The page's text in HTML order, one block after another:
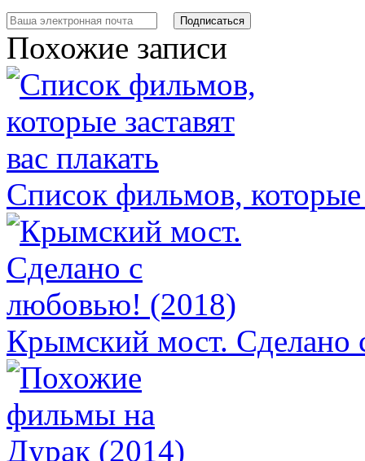
Похожие записи
Список фильмов, которые
Крымский мост.